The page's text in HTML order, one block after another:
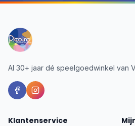
Al 30+ jaar dé speelgoedwinkel van
Klantenservice